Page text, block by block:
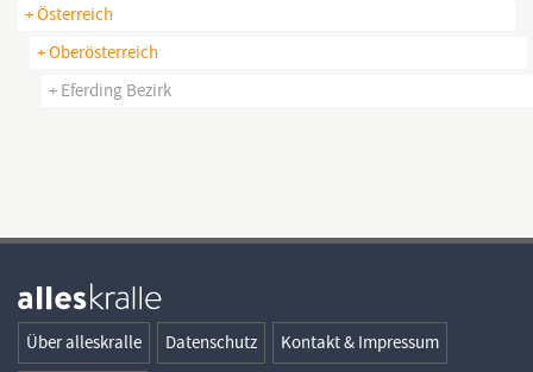
+ Österreich
+ Oberösterreich
+ Eferding Bezirk
Über alleskralle Datenschutz Kontakt & Impressum